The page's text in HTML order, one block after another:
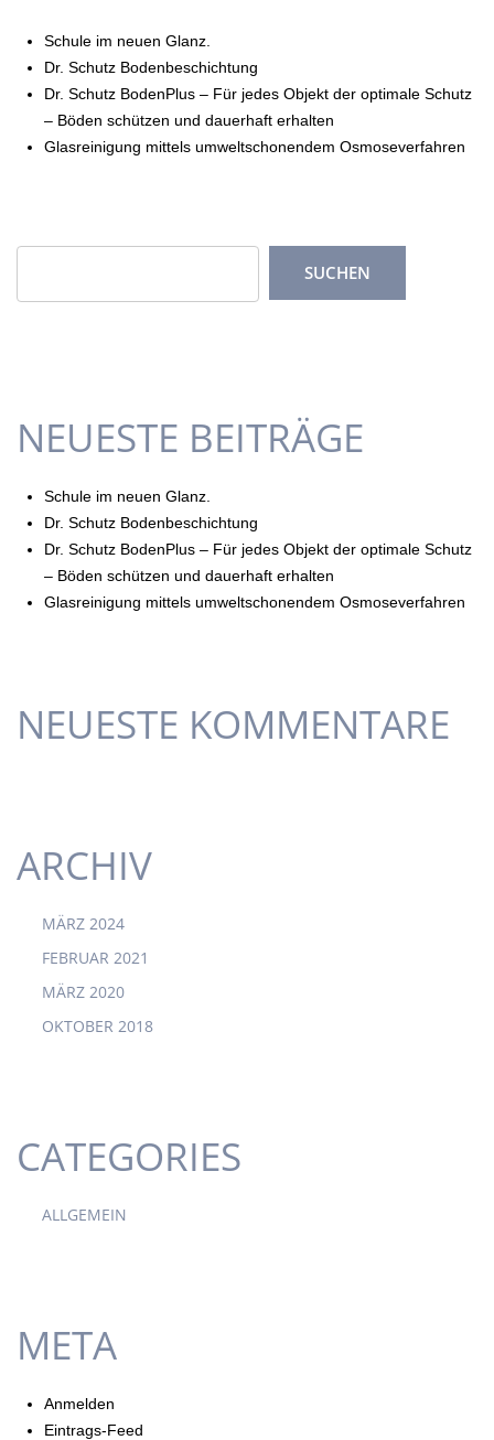
Schule im neuen Glanz.
Dr. Schutz Bodenbeschichtung
Dr. Schutz BodenPlus – Für jedes Objekt der optimale Schutz
– Böden schützen und dauerhaft erhalten
Glasreinigung mittels umweltschonendem Osmoseverfahren
NEUESTE BEITRÄGE
Schule im neuen Glanz.
Dr. Schutz Bodenbeschichtung
Dr. Schutz BodenPlus – Für jedes Objekt der optimale Schutz
– Böden schützen und dauerhaft erhalten
Glasreinigung mittels umweltschonendem Osmoseverfahren
NEUESTE KOMMENTARE
ARCHIV
MÄRZ 2024
FEBRUAR 2021
MÄRZ 2020
OKTOBER 2018
CATEGORIES
ALLGEMEIN
META
Anmelden
Eintrags-Feed